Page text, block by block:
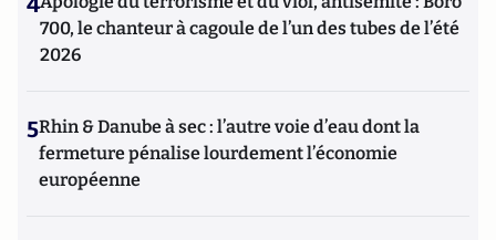
700, le chanteur à cagoule de l’un des tubes de l’été
2026
5Rhin & Danube à sec : l’autre voie d’eau dont la
fermeture pénalise lourdement l’économie
européenne